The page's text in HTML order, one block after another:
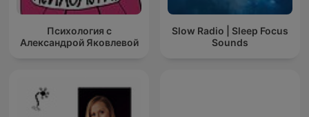
Психология с
Александрой Яковлевой
Slow Radio | Sleep Focus
Sounds